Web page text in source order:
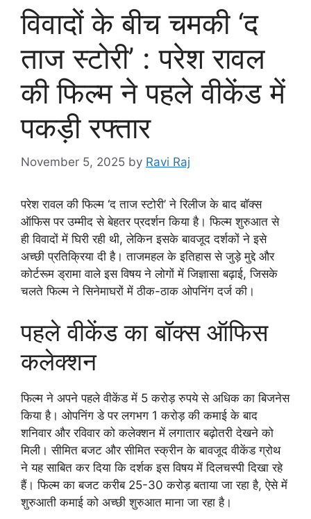
विवादों के बीच चमकी ‘द
ताज स्टोरी’ : परेश रावल
की फिल्म ने पहले वीकेंड में
पकड़ी रफ्तार
November 5, 2025 by Ravi Raj
परेश रावल की फिल्म ‘द ताज स्टोरी’ ने रिलीज के बाद बॉक्स
ऑफिस पर उम्मीद से बेहतर प्रदर्शन किया है। फिल्म शुरुआत से
ही विवादों में घिरी रही थी, लेकिन इसके बावजूद दर्शकों ने इसे
अच्छी प्रतिक्रिया दी है। ताजमहल के इतिहास से जुड़े मुद्दे और
कोर्टरूम ड्रामा वाले इस विषय ने लोगों में जिज्ञासा बढ़ाई, जिसके
चलते फिल्म ने सिनेमाघरों में ठीक-ठाक ओपनिंग दर्ज की।
पहले वीकेंड का बॉक्स ऑफिस
कलेक्शन
फिल्म ने अपने पहले वीकेंड में 5 करोड़ रुपये से अधिक का बिजनेस
किया है। ओपनिंग डे पर लगभग 1 करोड़ की कमाई के बाद
शनिवार और रविवार को कलेक्शन में लगातार बढ़ोतरी देखने को
मिली। सीमित बजट और सीमित स्क्रीन के बावजूद वीकेंड ग्रोथ
ने यह साबित कर दिया कि दर्शक इस विषय में दिलचस्पी दिखा रहे
हैं। फिल्म का बजट करीब 25-30 करोड़ बताया जा रहा है, ऐसे में
शुरुआती कमाई को अच्छी शुरुआत माना जा रहा है।